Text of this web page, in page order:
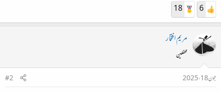
6
18
مریم افتخار
محفلین
جون 18، 2025
#2